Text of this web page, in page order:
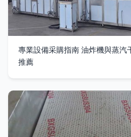
專業設備采購指南 油炸機與蒸汽
推薦